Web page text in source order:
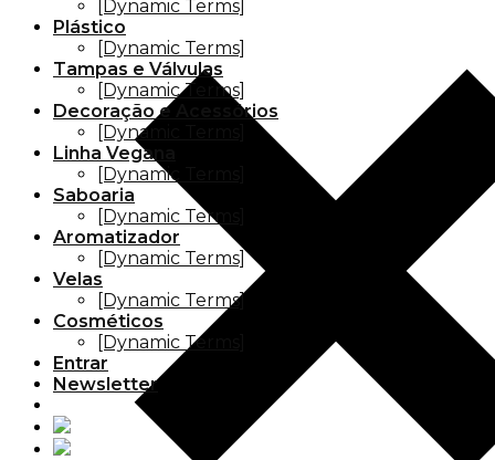
[Dynamic Terms]
Plástico
[Dynamic Terms]
Tampas e Válvulas
[Dynamic Terms]
Decoração e Acessórios
[Dynamic Terms]
Linha Vegana
[Dynamic Terms]
Saboaria
[Dynamic Terms]
Aromatizador
[Dynamic Terms]
Velas
[Dynamic Terms]
Cosméticos
[Dynamic Terms]
Entrar
Newsletter